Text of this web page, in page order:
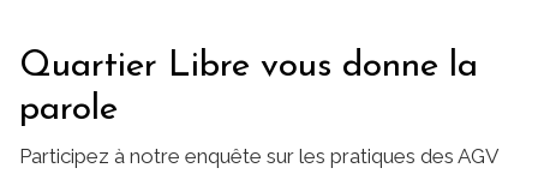
Quartier Libre vous donne la
parole
Participez à notre enquête sur les pratiques des AGV